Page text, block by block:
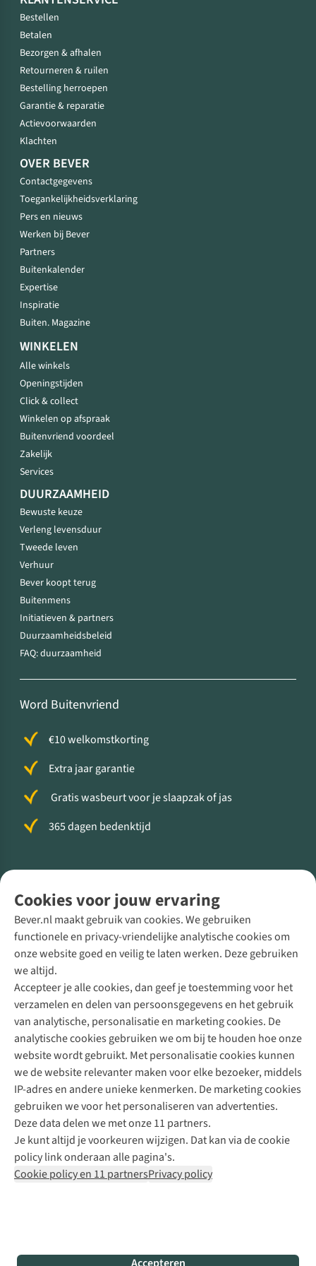
Cookies voor jouw ervaring
Bever.nl maakt gebruik van cookies. We gebruiken
functionele en privacy-vriendelijke analytische cookies om
onze website goed en veilig te laten werken. Deze gebruiken
we altijd.
Accepteer je alle cookies, dan geef je toestemming voor het
verzamelen en delen van persoonsgegevens en het gebruik
van analytische, personalisatie en marketing cookies. De
analytische cookies gebruiken we om bij te houden hoe onze
website wordt gebruikt. Met personalisatie cookies kunnen
we de website relevanter maken voor elke bezoeker, middels
IP-adres en andere unieke kenmerken. De marketing cookies
gebruiken we voor het personaliseren van advertenties.
Deze data delen we met onze 11 partners.
Je kunt altijd je voorkeuren wijzigen. Dat kan via de cookie
policy link onderaan alle pagina's.
Cookie policy en 11 partnersPrivacy policy
Bestellen
Betalen
Bezorgen & afhalen
Retourneren & ruilen
Bestelling herroepen
Garantie & reparatie
Actievoorwaarden
Klachten
OVER BEVER
Contactgegevens
Toegankelijkheidsverklaring
Pers en nieuws
Werken bij Bever
Partners
Buitenkalender
Expertise
Inspiratie
Buiten. Magazine
WINKELEN
Alle winkels
Openingstijden
Click & collect
Winkelen op afspraak
Buitenvriend voordeel
Zakelijk
Services
DUURZAAMHEID
Bewuste keuze
Verleng levensduur
Tweede leven
Verhuur
Bever koopt terug
Buitenmens
Initiatieven & partners
Duurzaamheidsbeleid
FAQ: duurzaamheid
Word Buitenvriend
€10 welkomstkorting
Extra jaar garantie
Gratis wasbeurt voor je slaapzak of jas
365 dagen bedenktijd
Direct advies van een Buitenexpert
+31 (0)85 888 50 88
+31 6 12 28 49 80
Contactformulier